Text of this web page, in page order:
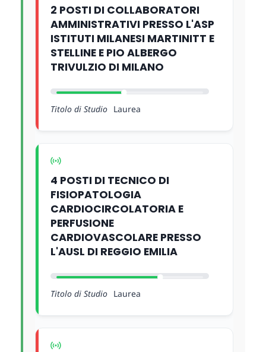
2 POSTI DI COLLABORATORI
AMMINISTRATIVI PRESSO L'ASP
ISTITUTI MILANESI MARTINITT E
STELLINE E PIO ALBERGO
TRIVULZIO DI MILANO
Titolo di Studio Laurea
4 POSTI DI TECNICO DI
FISIOPATOLOGIA
CARDIOCIRCOLATORIA E
PERFUSIONE
CARDIOVASCOLARE PRESSO
L'AUSL DI REGGIO EMILIA
Titolo di Studio Laurea